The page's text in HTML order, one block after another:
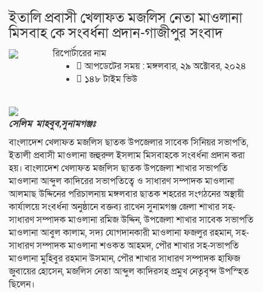
ইতালি প্রবাসী খেলাফত মজলিস নেতা মাওলানা
মিসবাহ কে সংবর্ধনা প্রদান-গাজীপুর সংবাদ
রিপোর্টারের নাম
আপডেটের সময় : মঙ্গলবার, ২৯ অক্টোবর, ২০২৪
১৪৮ টাইম ভিউ
সেলিম মাহবুব,সুনামগঞ্জঃ
বাংলাদেশ খেলাফত মজলিস ছাতক উপজেলার সাবেক সিনিয়র সভাপতি,
ইতালী প্রবাসী মাওলানা জহুরুল ইসলাম মিসবাহকে সংবর্ধনা প্রদান করা
হয়। বাংলাদেশ খেলাফত মজলিস ছাতক উপজেলা শাখার সভাপতি
মাওলানা আব্দুল কাদিরের সভাপতিত্বে ও সাধারণ সম্পাদক মাওলানা
আলমাছ উদ্দিনের পরিচালনায় মঙ্গলবার ছাতক শহরের সংগঠনের অস্থায়ী
কার্যালয়ে সংবর্ধনা অনুষ্ঠানে বক্তব্য রাখেন সুনামগঞ্জ জেলা শাখার সহ-
সাধারণ সম্পাদক মাওলানা রমিজ উদ্দিন, উপজেলা শাখার সাবেক সভাপতি
মাওলানা আবুল কালাম, সদ্য যোগদানকারী মাওলানা ফজলুর রহমান, সহ-
সাধারণ সম্পাদক মাওলানা শওকত আহমদ, পৌর শাখার সহ-সভাপতি
মাওলানা মুহিবুর রহমান উসমান, পৌর শাখার সাধারণ সম্পাদক হাফিজ
জুবায়ের হোসেন, মজলিস নেতা আব্দুল কাদিরসহ প্রমুখ নেতৃবৃন্দ উপস্হিত
ছিলেন।